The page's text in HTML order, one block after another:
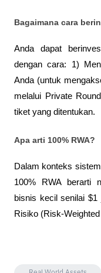
Bagaimana cara
Anda dapat
dengan cara: 1)
Anda (untuk
melalui Private
tiket yang ditentukan.
Apa arti 100% RWA?
Dalam konteks
100% RWA berarti
bisnis kecil senilai $1
Risiko (Risk-